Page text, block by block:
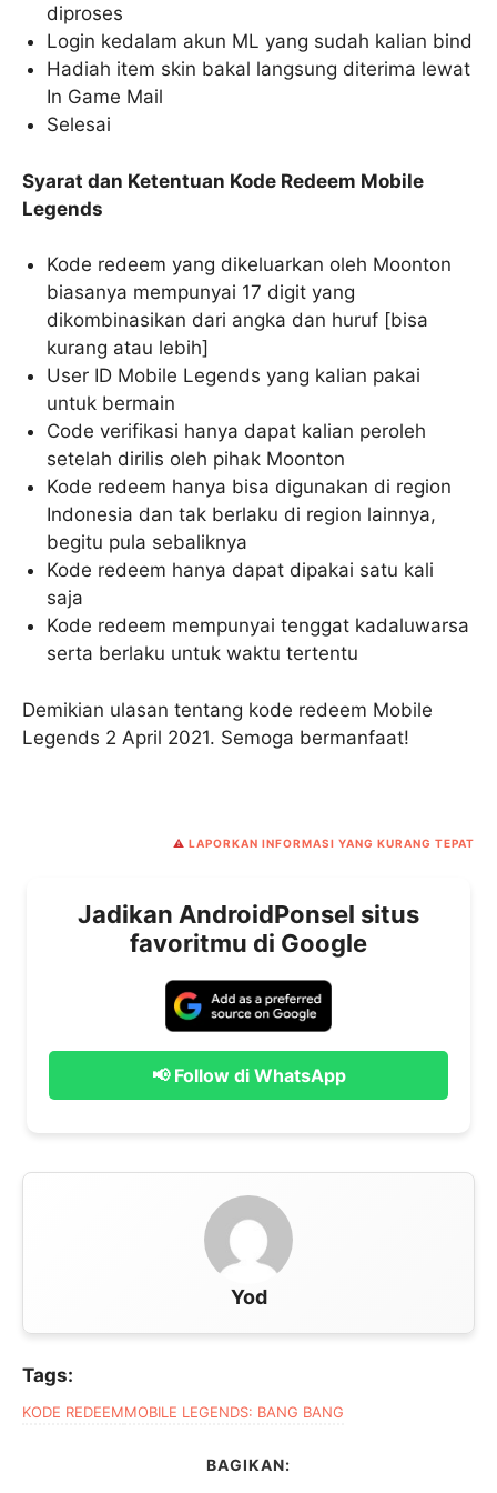
diproses
Login kedalam akun ML yang sudah kalian bind
Hadiah item skin bakal langsung diterima lewat
In Game Mail
Selesai
Syarat dan Ketentuan Kode Redeem Mobile
Legends
Kode redeem yang dikeluarkan oleh Moonton
biasanya mempunyai 17 digit yang
dikombinasikan dari angka dan huruf [bisa
kurang atau lebih]
User ID Mobile Legends yang kalian pakai
untuk bermain
Code verifikasi hanya dapat kalian peroleh
setelah dirilis oleh pihak Moonton
Kode redeem hanya bisa digunakan di region
Indonesia dan tak berlaku di region lainnya,
begitu pula sebaliknya
Kode redeem hanya dapat dipakai satu kali
saja
Kode redeem mempunyai tenggat kadaluwarsa
serta berlaku untuk waktu tertentu
Demikian ulasan tentang kode redeem Mobile
Legends 2 April 2021. Semoga bermanfaat!
⚠️ LAPORKAN INFORMASI YANG KURANG TEPAT
Jadikan AndroidPonsel situs
favoritmu di Google
📢 Follow di WhatsApp
Yod
Tags:
KODE REDEEMMOBILE LEGENDS: BANG BANG
BAGIKAN: